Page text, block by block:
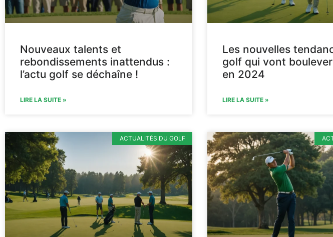
Nouveaux talents et
rebondissements inattendus :
l’actu golf se déchaîne !
LIRE LA SUITE »
Les nouvelles
golf qui vont
en 2024
LIRE LA SUITE »
ACTUALITÉS DU GOLF